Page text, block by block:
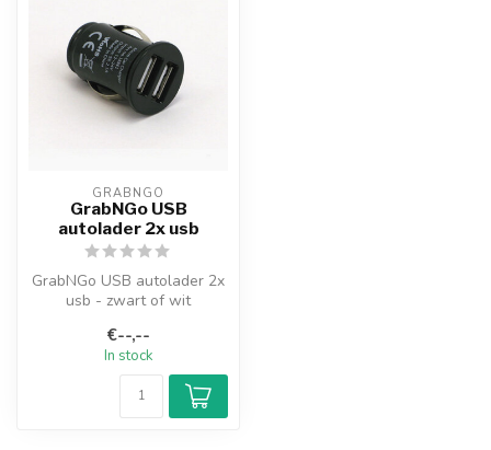
GRABNGO
GrabNGo USB
autolader 2x usb
GrabNGo USB autolader 2x
usb - zwart of wit
€--,--
In stock